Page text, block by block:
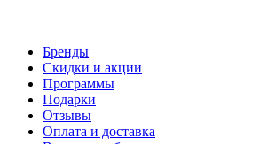
Бренды
Скидки и акции
Программы
Подарки
Отзывы
Оплата и доставка